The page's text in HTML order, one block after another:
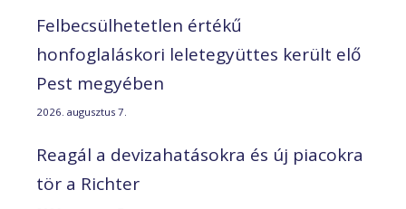
Felbecsülhetetlen értékű
honfoglaláskori leletegyüttes került elő
Pest megyében
2026. augusztus 7.
Reagál a devizahatásokra és új piacokra
tör a Richter